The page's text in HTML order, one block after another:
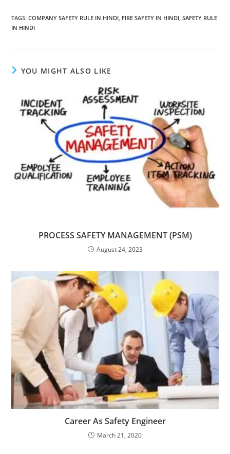
TAGS:COMPANY SAFETY RULE IN HINDI FIRE SAFETY IN HINDI SAFETY RULE
IN HINDI
YOU MIGHT ALSO LIKE
PROCESS SAFETY MANAGEMENT (PSM)
August 24, 2023
Career As Safety Engineer
March 21, 2020